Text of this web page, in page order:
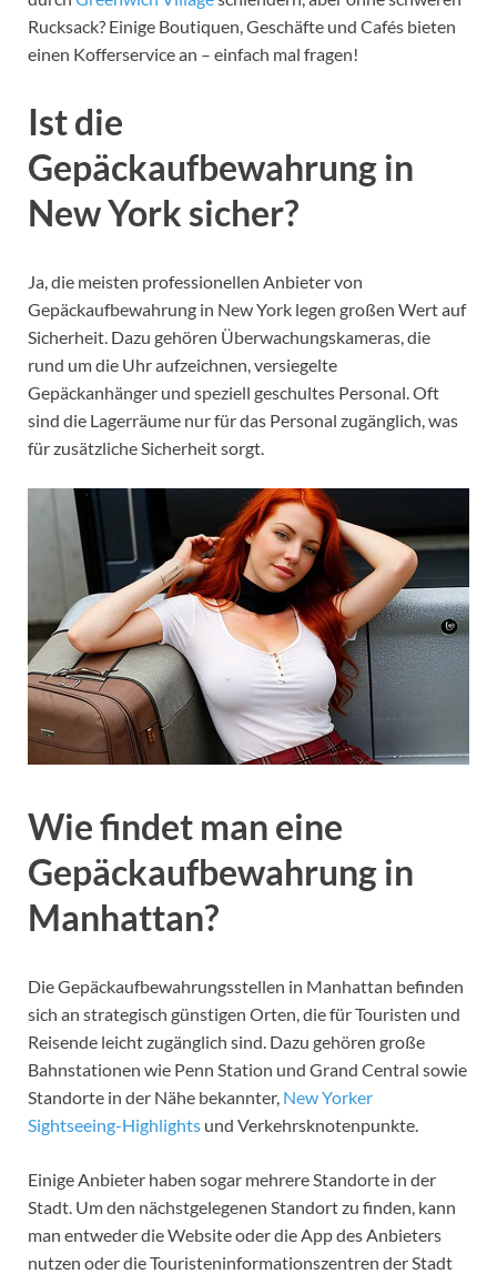
Rucksack? Einige Boutiquen, Geschäfte und Cafés bieten
einen Kofferservice an – einfach mal fragen!
Ist die
Gepäckaufbewahrung in
New York sicher?
Ja, die meisten professionellen Anbieter von
Gepäckaufbewahrung in New York legen großen Wert auf
Sicherheit. Dazu gehören Überwachungskameras, die
rund um die Uhr aufzeichnen, versiegelte
Gepäckanhänger und speziell geschultes Personal. Oft
sind die Lagerräume nur für das Personal zugänglich, was
für zusätzliche Sicherheit sorgt.
Wie findet man eine
Gepäckaufbewahrung in
Manhattan?
Die Gepäckaufbewahrungsstellen in Manhattan befinden
sich an strategisch günstigen Orten, die für Touristen und
Reisende leicht zugänglich sind. Dazu gehören große
Bahnstationen wie Penn Station und Grand Central sowie
Standorte in der Nähe bekannter, New Yorker
Sightseeing-Highlights und Verkehrsknotenpunkte.
Einige Anbieter haben sogar mehrere Standorte in der
Stadt. Um den nächstgelegenen Standort zu finden, kann
man entweder die Website oder die App des Anbieters
nutzen oder die Touristeninformationszentren der Stadt